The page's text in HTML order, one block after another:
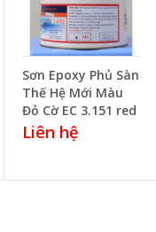
Sơn Epoxy Phủ Sàn
Thế Hệ Mới Màu
Đỏ Cờ EC 3.151 red
Liên hệ